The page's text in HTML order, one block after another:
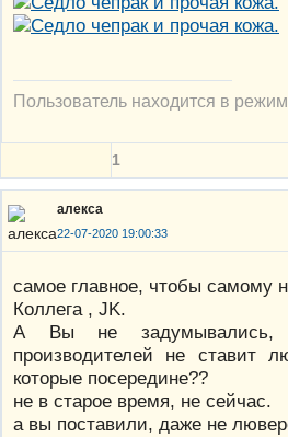
Пользователь находится в
1
алекса
22-07-2020 19:00:33
самое главное, чтобы самому
Коллега , JK.
А Вы не задумывались,
производителей не ставит
которые посередине??
не в старое время, не сейчас.
а вы поставили, даже не